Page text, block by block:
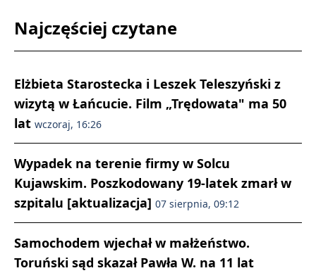
Najczęściej czytane
Elżbieta Starostecka i Leszek Teleszyński z
wizytą w Łańcucie. Film „Trędowata" ma 50
lat wczoraj, 16:26
Wypadek na terenie firmy w Solcu
Kujawskim. Poszkodowany 19-latek zmarł w
szpitalu [aktualizacja] 07 sierpnia, 09:12
Samochodem wjechał w małżeństwo.
Toruński sąd skazał Pawła W. na 11 lat